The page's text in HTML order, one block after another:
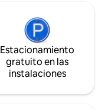
Estacionamiento
gratuito en las
instalaciones